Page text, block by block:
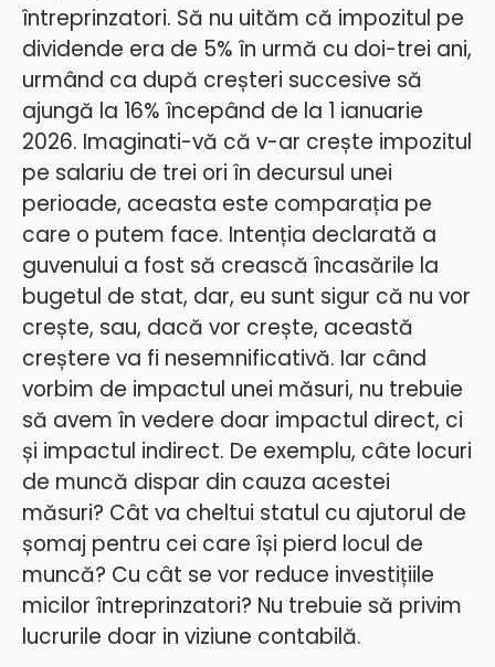
întreprinzatori. Să nu uităm că impozitul pe
dividende era de 5% în urmă cu doi-trei ani,
urmând ca după creșteri succesive să
ajungă la 16% începând de la 1 ianuarie
2026. Imaginati-vă că v-ar crește impozitul
pe salariu de trei ori în decursul unei
perioade, aceasta este comparația pe
care o putem face. Intenția declarată a
guvenului a fost să crească încasările la
bugetul de stat, dar, eu sunt sigur că nu vor
crește, sau, dacă vor crește, această
creștere va fi nesemnificativă. Iar când
vorbim de impactul unei măsuri, nu trebuie
să avem în vedere doar impactul direct, ci
și impactul indirect. De exemplu, câte locuri
de muncă dispar din cauza acestei
măsuri? Cât va cheltui statul cu ajutorul de
șomaj pentru cei care își pierd locul de
muncă? Cu cât se vor reduce investițiile
micilor întreprinzatori? Nu trebuie să privim
lucrurile doar in viziune contabilă.